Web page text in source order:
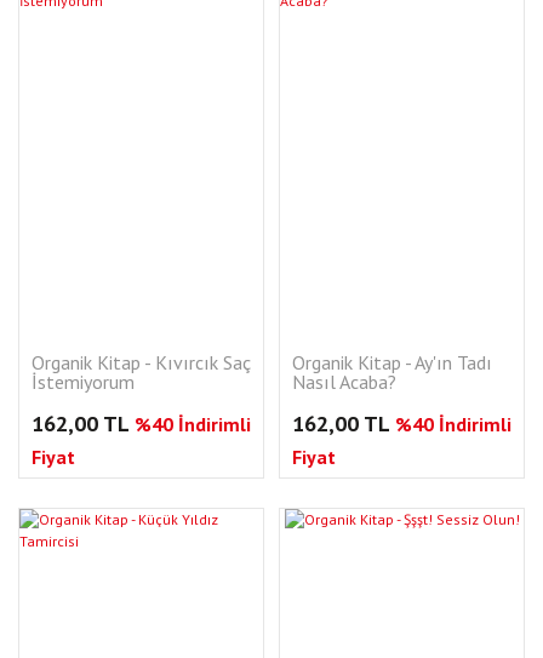
Organik Kitap - Kıvırcık Saç
İstemiyorum
162,00 TL %40 İndirimli
Fiyat
Organik Kitap - Ay'ın Tadı
Nasıl Acaba?
162,00 TL %40 İndirimli
Fiyat